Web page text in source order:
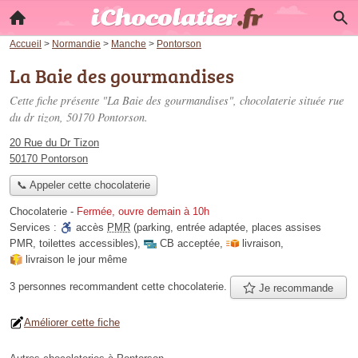
Accueil > Normandie > Manche > Pontorson
La Baie des gourmandises
Cette fiche présente "La Baie des gourmandises", chocolaterie située rue
du dr tizon, 50170 Pontorson.
20 Rue du Dr Tizon
50170 Pontorson
📞 Appeler cette chocolaterie
Chocolaterie - Fermée, ouvre demain à 10h
Services :
accès PMR (parking, entrée adaptée, places assises
PMR, toilettes accessibles), CB acceptée, livraison,
livraison le jour même
3 personnes recommandent cette chocolaterie. Je recommande
Améliorer cette fiche